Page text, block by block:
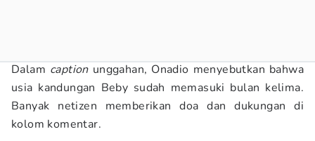
Dalam captionunggahan, Onadio menyebutkan bahwa
usia kandungan Beby sudah memasuki bulan kelima.
Banyak netizen memberikan doa dan dukungan di
kolom komentar.